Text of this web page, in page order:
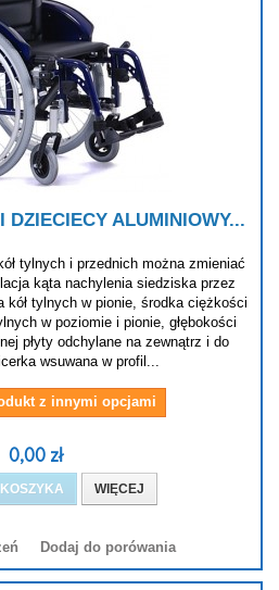
DZIECIECY ALUMINIOWY...
tylnych i przednich można zmieniać
kąta nachylenia siedziska przez
kół tylnych w pionie, środka ciężkości
w poziomie i pionie, głębokości
płyty odchylane na zewnątrz i do
wsuwana w profil...
z innymi opcjami
0,00 zł
WIĘCEJ
Dodaj do porówania